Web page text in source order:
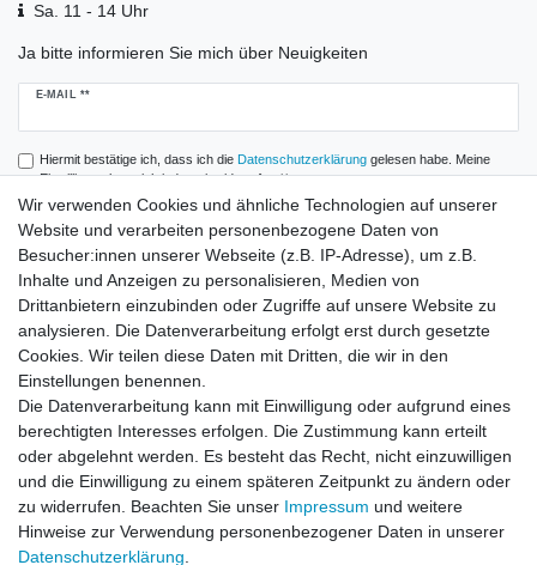
Sa. 11 - 14 Uhr
Ja bitte informieren Sie mich über Neuigkeiten
E-MAIL **
Newsletter
Hiermit bestätige ich, dass ich die Daten­schutz­erklärunggelesen habe. Meine
Einwilligung kann ich jederzeit widerrufen.**
Abonnieren
** Hierbei handelt es sich um ein Pflichtfeld.
Zahlung und Versand
Wir verwenden Cookies und ähnliche Technologien auf unserer
Website und verarbeiten personenbezogene Daten von
Besucher:innen unserer Webseite (z.B. IP-Adresse), um z.B.
Inhalte und Anzeigen zu personalisieren, Medien von
Drittanbietern einzubinden oder Zugriffe auf unsere Website zu
analysieren. Die Datenverarbeitung erfolgt erst durch gesetzte
Cookies. Wir teilen diese Daten mit Dritten, die wir in den
Einstellungen benennen.
Die Datenverarbeitung kann mit Einwilligung oder aufgrund eines
berechtigten Interesses erfolgen. Die Zustimmung kann erteilt
oder abgelehnt werden. Es besteht das Recht, nicht einzuwilligen
und die Einwilligung zu einem späteren Zeitpunkt zu ändern oder
zu widerrufen. Beachten Sie unser Impressum und weitere
Hinweise zur Verwendung personenbezogener Daten in unserer
Daten­schutz­erklärung